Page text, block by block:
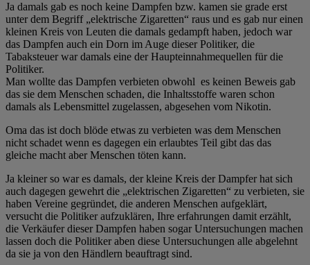
Ja damals gab es noch keine Dampfen bzw. kamen sie grade erst
unter dem Begriff „elektrische Zigaretten“ raus und es gab nur einen
kleinen Kreis von Leuten die damals gedampft haben, jedoch war
das Dampfen auch ein Dorn im Auge dieser Politiker, die
Tabaksteuer war damals eine der Haupteinnahmequellen für die
Politiker.
Man wollte das Dampfen verbieten obwohl es keinen Beweis gab
das sie dem Menschen schaden, die Inhaltsstoffe waren schon
damals als Lebensmittel zugelassen, abgesehen vom Nikotin.
Oma das ist doch blöde etwas zu verbieten was dem Menschen
nicht schadet wenn es dagegen ein erlaubtes Teil gibt das das
gleiche macht aber Menschen töten kann.
Ja kleiner so war es damals, der kleine Kreis der Dampfer hat sich
auch dagegen gewehrt die „elektrischen Zigaretten“ zu verbieten, sie
haben Vereine gegründet, die anderen Menschen aufgeklärt,
versucht die Politiker aufzuklären, Ihre erfahrungen damit erzählt,
die Verkäufer dieser Dampfen haben sogar Untersuchungen machen
lassen doch die Politiker aben diese Untersuchungen alle abgelehnt
da sie ja von den Händlern beauftragt sind.